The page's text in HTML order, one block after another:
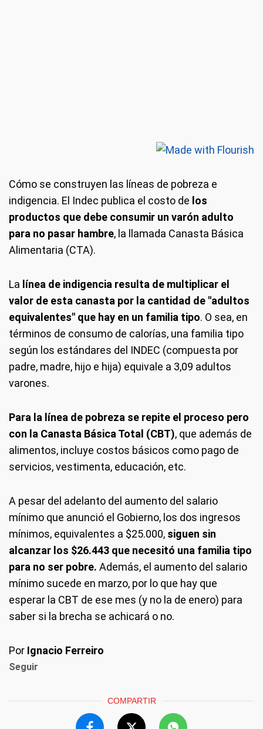
Cómo se construyen las líneas de pobreza e
indigencia. El Indec publica el costo de los
productos que debe consumir un varón adulto
para no pasar hambre, la llamada Canasta Básica
Alimentaria (CTA).
La línea de indigencia resulta de multiplicar el
valor de esta canasta por la cantidad de "adultos
equivalentes" que hay en un familia tipo. O sea, en
términos de consumo de calorías, una familia tipo
según los estándares del INDEC (compuesta por
padre, madre, hijo e hija) equivale a 3,09 adultos
varones.
Para la línea de pobreza se repite el proceso pero
con la Canasta Básica Total (CBT), que además de
alimentos, incluye costos básicos como pago de
servicios, vestimenta, educación, etc.
A pesar del adelanto del aumento del salario
mínimo que anunció el Gobierno, los dos ingresos
mínimos, equivalentes a $25.000, siguen sin
alcanzar los $26.443 que necesitó una familia tipo
para no ser pobre. Además, el aumento del salario
mínimo sucede en marzo, por lo que hay que
esperar la CBT de ese mes (y no la de enero) para
saber si la brecha se achicará o no.
Por Ignacio Ferreiro
Seguir
COMPARTIR